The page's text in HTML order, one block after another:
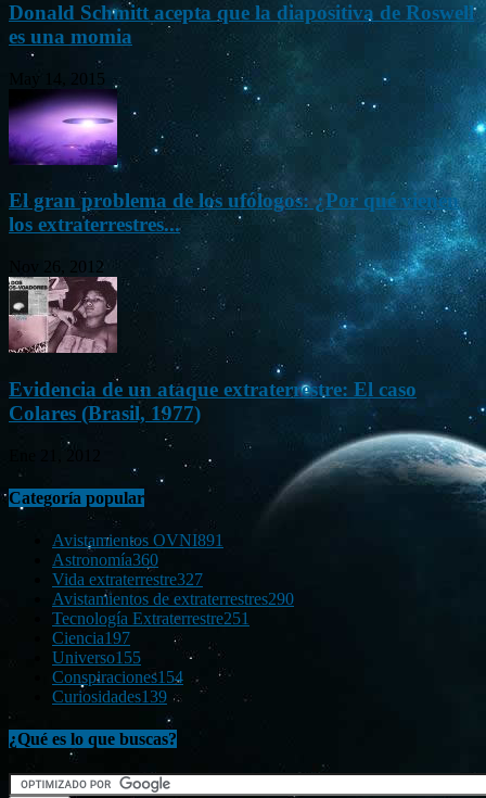
Donald Schmitt acepta que la diapositiva de Roswell
es una momia
May 14, 2015
El gran problema de los ufólogos: ¿Por qué vienen
los extraterrestres...
Nov 26, 2012
Evidencia de un ataque extraterrestre: El caso
Colares (Brasil, 1977)
Categoría popular
Avistamientos OVNI891
Astronomía360
Vida extraterrestre327
Avistamientos de extraterrestres290
Tecnología Extraterrestre251
Ciencia197
Universo155
Conspiraciones154
Curiosidades139
¿Qué es lo que buscas?